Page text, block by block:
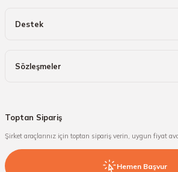
Destek
Sözleşmeler
Toptan Sipariş
Şirket araçlarınız için toptan sipariş verin, uygun fiyat
Hemen Başvur